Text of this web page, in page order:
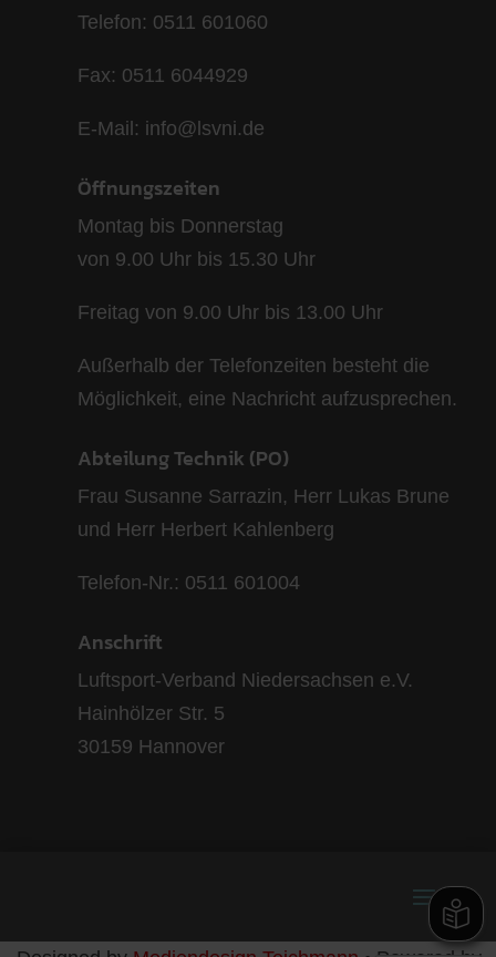
Telefon: 0511 601060
Fax: 0511 6044929
E-Mail: info@lsvni.de
Öffnungszeiten
Montag bis Donnerstag
von 9.00 Uhr bis 15.30 Uhr
Freitag von 9.00 Uhr bis 13.00 Uhr
Außerhalb der Telefonzeiten besteht die
Möglichkeit, eine Nachricht aufzusprechen.
Abteilung Technik (PO)
Frau Susanne Sarrazin, Herr Lukas Brune
und Herr Herbert Kahlenberg
Telefon-Nr.: 0511 601004
Anschrift
Luftsport-Verband Niedersachsen e.V.
Hainhölzer Str. 5
30159 Hannover